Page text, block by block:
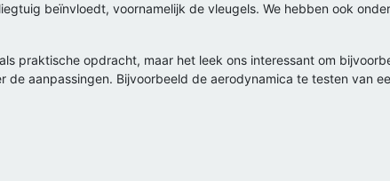
beïnvloedt, voornamelijk de vleugels. We hebben ook
praktische opdracht, maar het leek ons interessant om
aanpassingen. Bijvoorbeeld de aerodynamica te testen van